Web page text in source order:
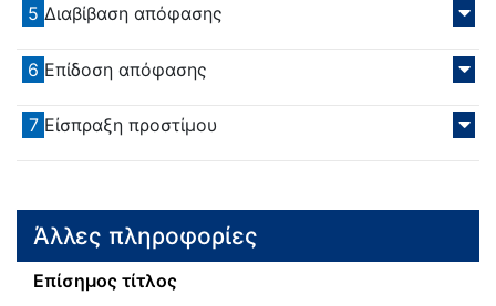
5 Διαβίβαση απόφασης
6 Επίδοση απόφασης
7 Είσπραξη προστίμου
Άλλες πληροφορίες
Επίσημος τίτλος